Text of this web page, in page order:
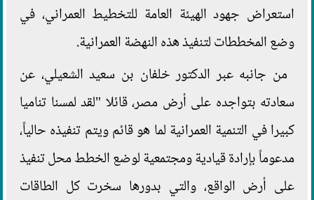
استعراض جهود الهيئة العامة للتخطيط العمراني، في
وضع المخططات لتنفيذ هذه النهضة العمرانية.
من جانبه عبر الدكتور خلفان بن سعيد الشعيلي، عن
سعادته بتواجده على أرض مصر، قائلا "لقد لمسنا تناميا
كبيرا في التنمية العمرانية لما هو قائم ويتم تنفيذه حالياً،
مدعوماً بإرادة قيادية ومجتمعية لوضع الخطط محل تنفيذ
على أرض الواقع، والتي بدورها سخرت كل الطاقات